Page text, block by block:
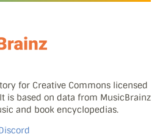
for Creative Commons licensed
is based on data from MusicBrainz
and book encyclopedias.